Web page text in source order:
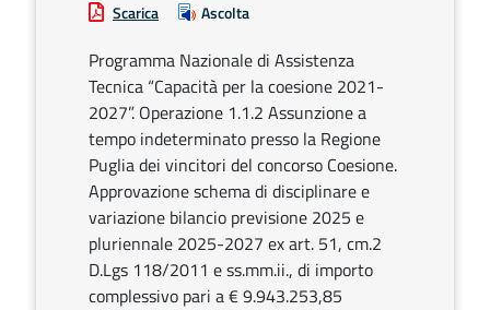
Scarica Ascolta
Programma Nazionale di Assistenza
Tecnica “Capacità per la coesione 2021-
2027”. Operazione 1.1.2 Assunzione a
tempo indeterminato presso la Regione
Puglia dei vincitori del concorso Coesione.
Approvazione schema di disciplinare e
variazione bilancio previsione 2025 e
pluriennale 2025-2027 ex art. 51, cm.2
D.Lgs 118/2011 e ss.mm.ii., di importo
complessivo pari a € 9.943.253,85